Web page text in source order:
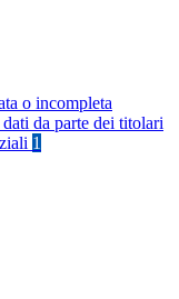
o incompleta
da parte dei titolari
1